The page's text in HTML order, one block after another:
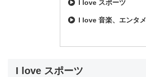
I love スポーツ
I love 音楽、エンタメ
I love スポーツ